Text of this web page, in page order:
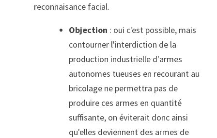
reconnaisance facial.
Objection : oui c'est possible, mais
contourner l'interdiction de la
production industrielle d'armes
autonomes tueuses en recourant au
bricolage ne permettra pas de
produire ces armes en quantité
suffisante, on éviterait donc ainsi
qu'elles deviennent des armes de